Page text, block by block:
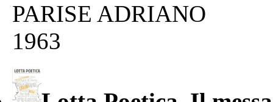
PARISE ADRIANO
1963